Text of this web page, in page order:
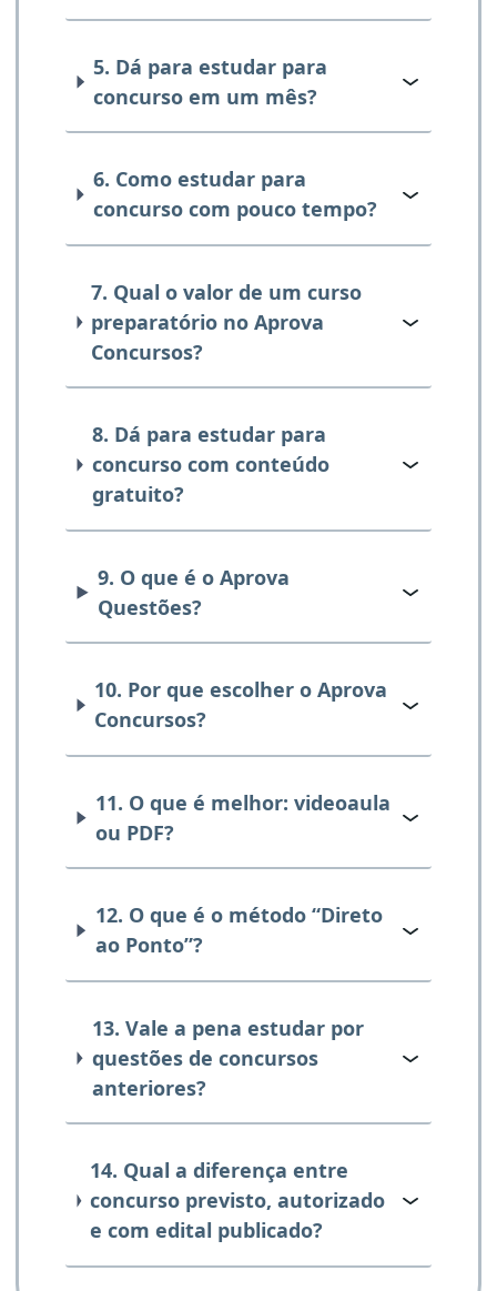
5. Dá para estudar para
concurso em um mês?
6. Como estudar para
concurso com pouco tempo?
7. Qual o valor de um curso
preparatório no Aprova
Concursos?
8. Dá para estudar para
concurso com conteúdo
gratuito?
9. O que é o Aprova
Questões?
10. Por que escolher o Aprova
Concursos?
11. O que é melhor: videoaula
ou PDF?
12. O que é o método “Direto
ao Ponto”?
13. Vale a pena estudar por
questões de concursos
anteriores?
14. Qual a diferença entre
concurso previsto, autorizado
e com edital publicado?